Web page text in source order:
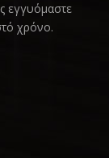
εγγυόμαστε
χρόνο.